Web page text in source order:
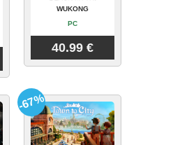
WUKONG
PC
40.99 €
-67%